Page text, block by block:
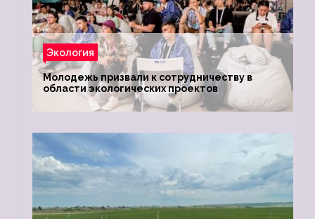
Экология
Молодежь призвали к сотрудничеству в
области экологических проектов